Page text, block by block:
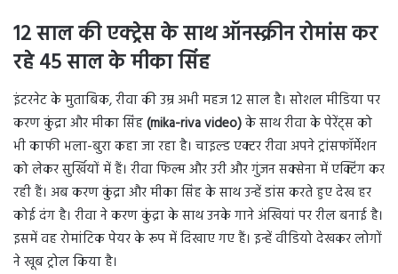
12 साल की एक्ट्रेस के साथ ऑनस्क्रीन रोमांस कर
रहे 45 साल के मीका सिंह
इंटरनेट के मुताबिक, रीवा की उम्र अभी महज 12 साल है। सोशल मीडिया पर
करण कुंद्रा और मीका सिंह(mika-riva video)के साथ रीवा के पेरेंट्स को
भी काफी भला-बुरा कहा जा रहा है। चाइल्ड एक्टर रीवा अपने ट्रांसफॉर्मेशन
को लेकर सुर्खियों में हैं। रीवा फिल्म और उरी और गुंजन सक्सेना में एक्टिंग कर
रही हैं। अब करण कुंद्रा और मीका सिंह के साथ उन्हें डांस करते हुए देख हर
कोई दंग है। रीवा ने करण कुंद्रा के साथ उनके गाने अंखियां पर रील बनाई है।
इसमें वह रोमांटिक पेयर के रूप में दिखाए गए हैं। इन्हें वीडियो देखकर लोगों
ने खूब ट्रोल किया है।